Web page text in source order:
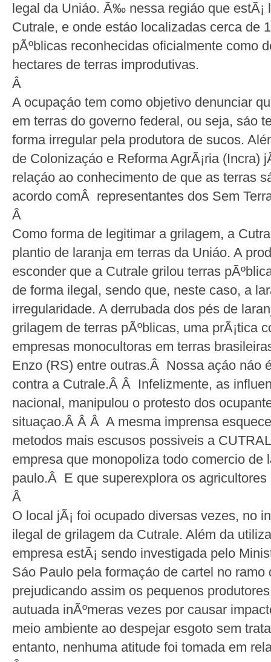
legal da Uniáo. Ã‰ nessa regiáo que estÃ¡
Cutrale, e onde estáo localizadas cerca de
pÃºblicas reconhecidas oficialmente como
hectares de terras improdutivas.
Â
A ocupaçáo tem como objetivo denunciar
em terras do governo federal, ou seja, sáo
forma irregular pela produtora de sucos.
de Colonizaçáo e Reforma AgrÃ¡ria (Incra)
relaçáo ao conhecimento de que as terras
acordo comÂ representantes dos Sem
Â
Como forma de legitimar a grilagem, a
plantio de laranja em terras da Uniáo. A
esconder que a Cutrale grilou terras
de forma ilegal, sendo que, neste caso, a
irregularidade. A derrubada dos pés de
grilagem de terras pÃºblicas, uma prÃ¡tica
empresas monocultoras em terras
Enzo (RS) entre outras.Â Nossa açáo náo
contra a Cutrale.Â Â Infelizmente, as
nacional, manipulou o protesto dos
situaçao.Â Â Â A mesma imprensa
metodos mais escusos possiveis a
empresa que monopoliza todo comercio de
paulo.Â E que superexplora os agricultores
Â
O local jÃ¡ foi ocupado diversas vezes, no
ilegal de grilagem da Cutrale. Além da
empresa estÃ¡ sendo investigada pelo
Sáo Paulo pela formaçáo de cartel no ramo
prejudicando assim os pequenos
autuada inÃºmeras vezes por causar
meio ambiente ao despejar esgoto sem
entanto, nenhuma atitude foi tomada em